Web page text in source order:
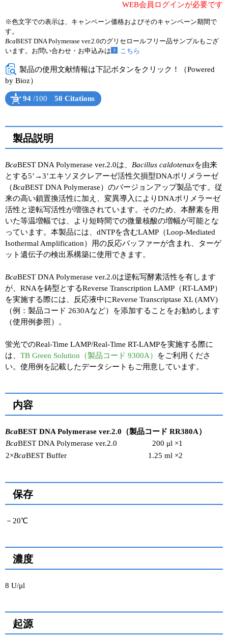
ユーザーズボイス集
動画ライブラリー
Q&A
※色文字での表示は、キャンペーン価格およびそのキャンペーン期間で
す。
BcaBEST DNA Polymerase ver.2.0のグリセロールフリー品サンプルもござ
います。お問い合わせ・お申込みは
こちら
WEB会員ログインが必要です
製品の使用文献情報は下記ボタンをクリック！（Powered
by Bioz）
94 /100 50 Citations
製品説明
BcaBEST DNA Polymerase ver.2.0は、 Bacillus caldotenaxを由来
とする5’→3’エキソヌクレアーゼ活性欠損型DNAポリメラーゼ
（BcaBEST DNA Polymerase）のバージョンアップ製品です。従
来の高い鎖置換活性に加え、変異導入によりDNAポリメラーゼ
活性と逆転写活性が増強されています。そのため、本酵素を用
いた等温増幅では、より短時間での微量核酸の増幅が可能とな
っています。本製品には、dNTPを含むLAMP（Loop-Mediated
Isothermal Amplification）用の反応バッファーが含まれ、ターゲ
ット遺伝子の検出系構築に使用できます。
BcaBEST DNA Polymerase ver.2.0は逆転写酵素活性を有します
が、RNAを鋳型とするReverse Transcription LAMP（RT-LAMP）
を実施する際には、反応液中にReverse Transcriptase XL (AMV)
（例：製品コード 2630Aなど）を添加することをお勧めします
（使用例参照）。
蛍光でのReal-Time LAMP/Real-Time RT-LAMPを実施する際に
は、 TB Green Solution（製品コード 9300A）
をご利用くださ
い。使用例を記載したデータシートもご用意しています。
内容
BcaBEST DNA Polymerase ver.2.0（製品コード RR380A）
BcaBEST DNA Polymerase ver.2.0
200 μl ×1
2×BcaBEST Buffer 1.25 ml ×2
保存
－20℃
濃度
8 U/μl
起源